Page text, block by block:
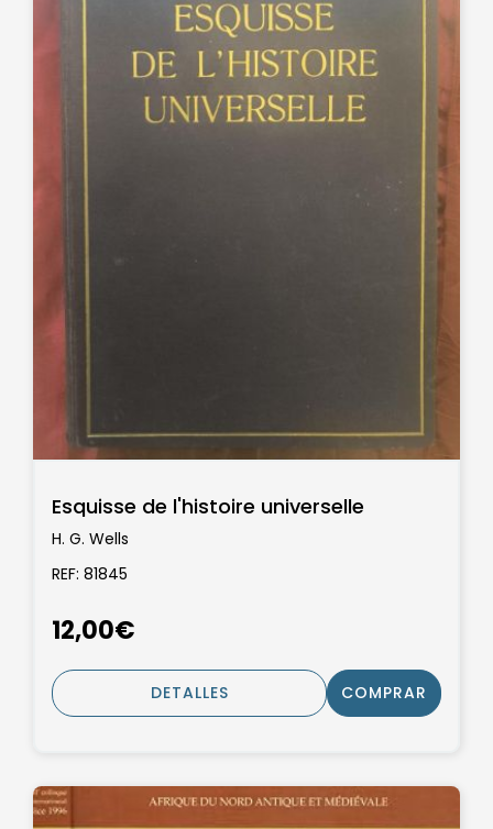
Esquisse de l'histoire universelle
H. G. Wells
REF: 81845
12,00€
DETALLES COMPRAR